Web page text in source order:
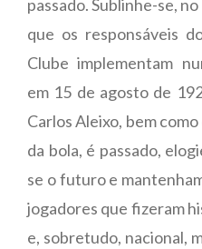
passado. Sublinhe-se,
que os responsáveis
Clube implementam
em 15 de agosto de
Carlos Aleixo, bem
da bola, é passado,
se o futuro e
jogadores que fizeram
e, sobretudo, nacional,